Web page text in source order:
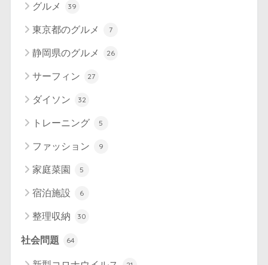
グルメ 39
東京都のグルメ 7
静岡県のグルメ 26
サーフィン 27
ダイソン 32
トレーニング 5
ファッション 9
家庭菜園 5
宿泊施設 6
整理収納 30
社会問題 64